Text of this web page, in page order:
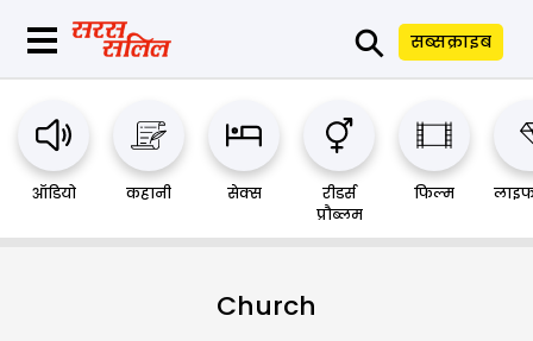
⚲ सब्सक्राइब
ऑडियो कहानी सेक्स
रीडर्स
प्रौब्लम
फिल्म
Church